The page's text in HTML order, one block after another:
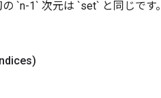
`n-1` 次元は `set` と同じです。